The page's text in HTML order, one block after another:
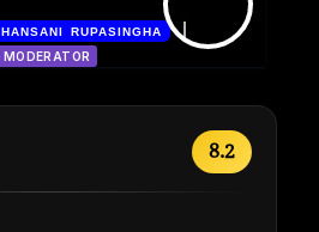
HANSANI RUPASINGHA |
MODERATOR
8.2